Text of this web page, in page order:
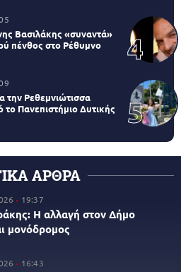
Βασιλάκης «συναντά»
πένθος στο Ρέθυμνο
την Ρεθεμνιώτισσα
Πανεπιστήμιο Δυτικής
ΑΡΘΡΑ
19:37
Η αλλαγή στον Δήμο
μονόδρομος
16:43